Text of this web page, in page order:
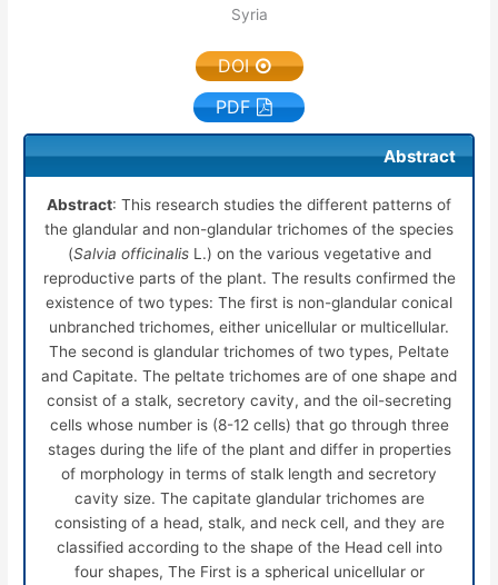
Syria
DOI
PDF
Abstract
Abstract: This research studies the different patterns of
the glandular and non-glandular trichomes of the species
(Salvia officinalisL.) on the various vegetative and
reproductive parts of the plant. The results confirmed the
existence of two types: The first is non-glandular conical
unbranched trichomes, either unicellular or multicellular.
The second is glandular trichomes of two types, Peltate
and Capitate. The peltate trichomes are of one shape and
consist of a stalk, secretory cavity, and the oil-secreting
cells whose number is (8-12 cells) that go through three
stages during the life of the plant and differ in properties
of morphology in terms of stalk length and secretory
cavity size. The capitate glandular trichomes are
consisting of a head, stalk, and neck cell, and they are
classified according to the shape of the Head cell into
four shapes, The First is a spherical unicellular or